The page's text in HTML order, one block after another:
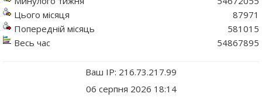
Цього місяця
Попередній місяць
Весь час
87971
581015
54867895
Ваш IP: 216.73.217.99
06 серпня 2026 18:14